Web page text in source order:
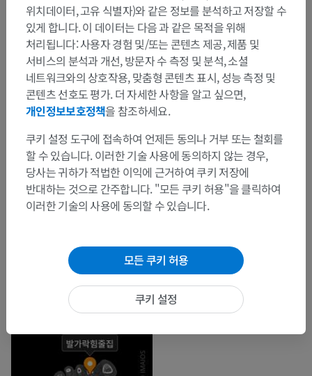
위치데이터, 고유 식별자)와 같은 정보를 분석하고 저장할 수
있게 합니다. 이 데이터는 다음 과 같은 목적을 위해
처리됩니다: 사용자 경험 및/또는 콘텐츠 제공, 제품 및
서비스의 분석과 개선, 방문자 수 측정 및 분석, 소셜
네트워크와의 상호작용, 맞춤형 콘텐츠 표시, 성능 측정 및
콘텐츠 선호도 평가. 더 자세한 사항을 알고 싶으면,
개인정보보호정책을 참조하세요.
쿠키 설정 도구에 접속하여 언제든 동의나 거부 또는 철회를
할 수 있습니다. 이러한 기술 사용에 동의하지 않는 경우,
당사는 귀하가 적법한 이익에 근거하여 쿠키 저장에
반대하는 것으로 간주합니다. "모든 쿠키 허용"을 클릭하여
이러한 기술의 사용에 동의할 수 있습니다.
모든 쿠키 허용
쿠키 설정